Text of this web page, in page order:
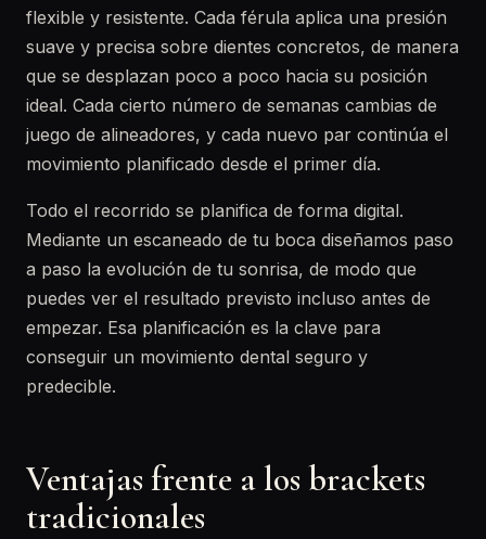
flexible y resistente. Cada férula aplica una presión
suave y precisa sobre dientes concretos, de manera
que se desplazan poco a poco hacia su posición
ideal. Cada cierto número de semanas cambias de
juego de alineadores, y cada nuevo par continúa el
movimiento planificado desde el primer día.
Todo el recorrido se planifica de forma digital.
Mediante un escaneado de tu boca diseñamos paso
a paso la evolución de tu sonrisa, de modo que
puedes ver el resultado previsto incluso antes de
empezar. Esa planificación es la clave para
conseguir un movimiento dental seguro y
predecible.
Ventajas frente a los brackets
tradicionales